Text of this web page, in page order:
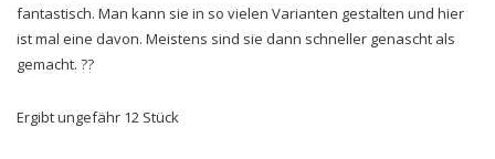
fantastisch. Man kann sie in so vielen Varianten gestalten und hier
ist mal eine davon. Meistens sind sie dann schneller genascht als
gemacht. ??
Ergibt ungefähr 12 Stück